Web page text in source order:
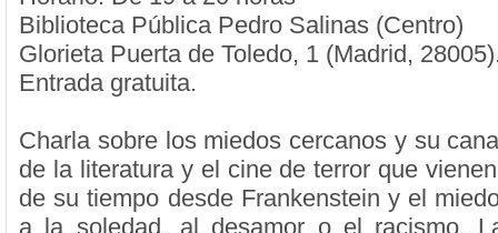
Biblioteca Pública Pedro Salinas (Centro)
Glorieta Puerta de Toledo, 1 (Madrid,
Entrada gratuita.
Charla sobre los miedos cercanos y su
de la literatura y el cine de terror que
de su tiempo desde Frankenstein y el
a la soledad, al desamor o el racismo.